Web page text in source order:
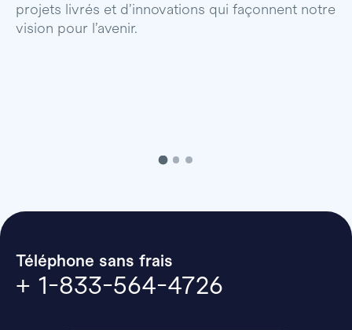
projets livrés et d’innovations qui façonnent notre
vision pour l’avenir.
Téléphone sans frais
+ 1-833-564-4726